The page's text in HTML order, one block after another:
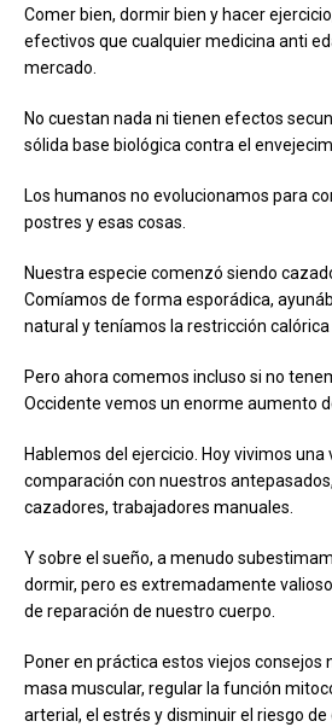
Comer bien, dormir bien y hacer
efectivos que cualquier medicina anti
mercado.
No cuestan nada ni tienen efectos
sólida base biológica contra el
Los humanos no evolucionamos para
postres y esas cosas.
Nuestra especie comenzó siendo
Comíamos de forma esporádica,
natural y teníamos la restricción
Pero ahora comemos incluso si no
Occidente vemos un enorme aumento
Hablemos del ejercicio. Hoy vivimos
comparación con nuestros
cazadores, trabajadores manuales.
Y sobre el sueño, a menudo
dormir, pero es extremadamente
de reparación de nuestro cuerpo.
Poner en práctica estos viejos consejos
masa muscular, regular la función
arterial, el estrés y disminuir el riesgo de